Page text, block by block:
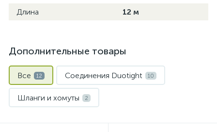
Длина 12 м
Дополнительные товары
Все 12 Соединения Duotight 10
Шланги и хомуты 2